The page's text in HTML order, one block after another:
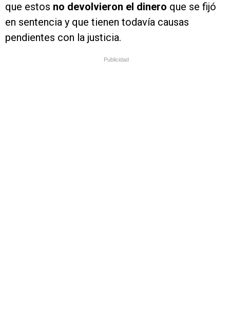
que estos no devolvieron el dinero que se fijó
en sentencia y que tienen todavía causas
pendientes con la justicia.
Publicidad